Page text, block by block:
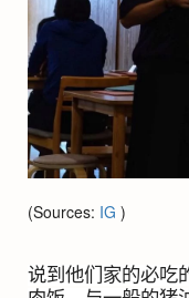
(Sources: IG )
说到他们家的必吃